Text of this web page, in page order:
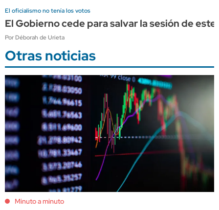
El oficialismo no tenía los votos
El Gobierno cede para salvar la sesión de
Por Déborah de Urieta
Otras noticias
Minuto a minuto